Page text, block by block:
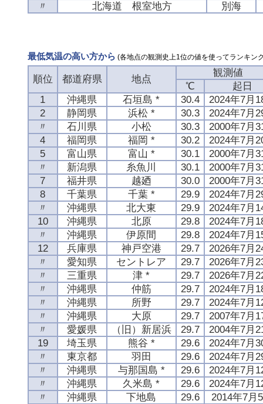
〃
北海道 根室地方 別海
最低気温の高い方から (各地点の観測史上1位の値を使ってランキン
順位 都道府県 地点
観測値
℃
起日
1
沖縄県 石垣島 * 30.4
2024年7月
2
静岡県 浜松 * 30.3
2024年7月
〃
石川県 小松 30.3
2000年7月
4
福岡県 福岡 * 30.2
2024年7月
5
富山県 富山 * 30.1
2000年7月
〃
新潟県 糸魚川 30.1
2000年7月
7
福井県 越廼 30.0
2000年7月
8
千葉県 千葉 * 29.9
2024年7月
〃
沖縄県 北大東 29.9
2024年7月
10
沖縄県 北原 29.8
2024年7月
〃
沖縄県 伊原間 29.8
2024年7月
12
兵庫県 神戸空港 29.7
2026年7月
〃
愛知県 セントレア 29.7
2026年7月
〃
三重県 津 * 29.7
2026年7月
〃
沖縄県 仲筋 29.7
2024年7月
〃
沖縄県 所野 29.7
2024年7月
〃
沖縄県 大原 29.7
2007年7月
〃
愛媛県 （旧）新居浜 29.7
2004年7月
19
埼玉県 熊谷 * 29.6
2024年7月
〃
東京都 羽田 29.6
2024年7月
〃
沖縄県 与那国島 * 29.6
2024年7月
〃
沖縄県 久米島 * 29.6
2024年7月
〃
沖縄県 下地島 29.6
2014年7月